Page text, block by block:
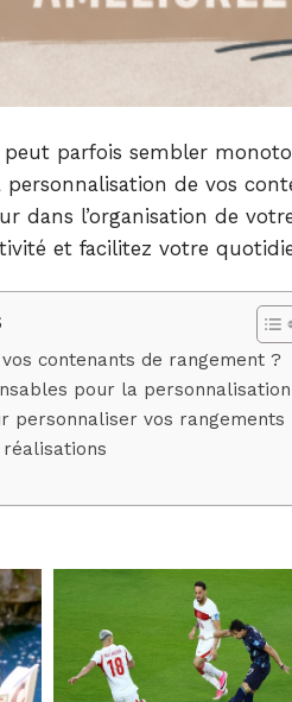
peut parfois sembler
de vos
dans l’organisation de
et facilitez votre
contenants de rangement ?
pour la personnalisation
personnaliser vos rangements